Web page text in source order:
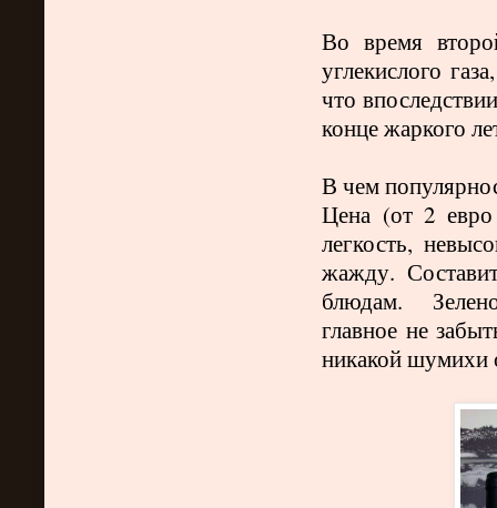
Во время
углекислого
что
конце жаркого
В чем
Цена (от 2 евро
легкость,
жажду.
блюдам.
главное не
никакой шумихи